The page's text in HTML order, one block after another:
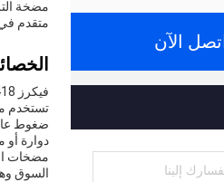
اتصل الآن
متقدم
فيكرز 5001418-001 GD512H120FPFUL20IN208 مضخات العدادات
تستخدم
دوارة أو
السوق وهي